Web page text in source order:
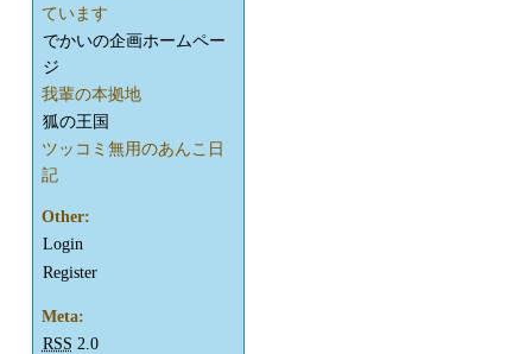
ています
でかいの企画ホームペー
ジ
我輩の本拠地
狐の王国
ツッコミ無用のあんこ日
記
Other:
Login
Register
Meta:
RSS 2.0